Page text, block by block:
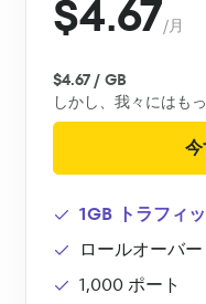
$4.67/月
$4.67 / GB
しかし、我々にはも
1GB トラフィ
ロールオーバ
1,000 ポート